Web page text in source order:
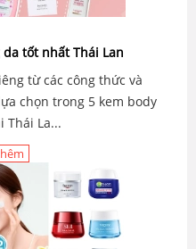
tốt nhất Thái Lan
từ các công thức và
chọn trong 5 kem body
Thái La...